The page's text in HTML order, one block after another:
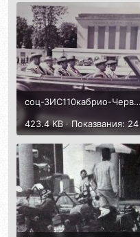
соц-ЗИС110кабрио-Червенков,Чанков,Микоян,Булгагин,Хрушчов-2.jpg
423.4 KB · Показвания: 24